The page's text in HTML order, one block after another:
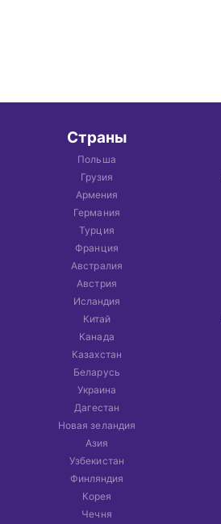
Страны
Польша
Грузия
Армения
Германия
Турция
Франция
Австралия
Австрия
Исландия
Китай
Канада
Казахстан
Беларусь
Украина
Дагестан
Новая зеландия
Азия
Узбекистан
Финляндия
Корея
Чечня